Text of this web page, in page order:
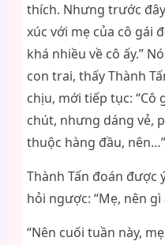
thích. Nhưng trước
xúc với mẹ của cô gái
khá nhiều về cô ấy.”
con trai, thấy Thành
chịu, mới tiếp tục:
chút, nhưng dáng vẻ,
thuộc hàng đầu, nên…”
Thành Tấn đoán được
hỏi ngược: “Mẹ, nên gì
“Nên cuối tuần này,